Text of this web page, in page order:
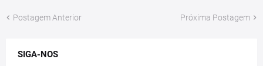
Postagem Anterior Próxima Postagem
SIGA-NOS